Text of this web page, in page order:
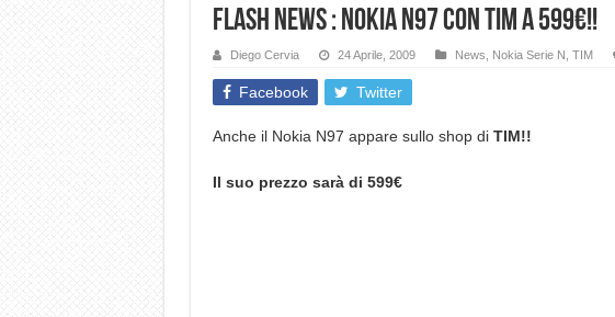
Flash news : Nokia N97 con TIM a 599€!!
Diego Cervia 24 Aprile, 2009 News Nokia Serie N TIM
Facebook Twitter
Anche il Nokia N97 appare sullo shop di TIM!!
Il suo prezzo sarà di 599€